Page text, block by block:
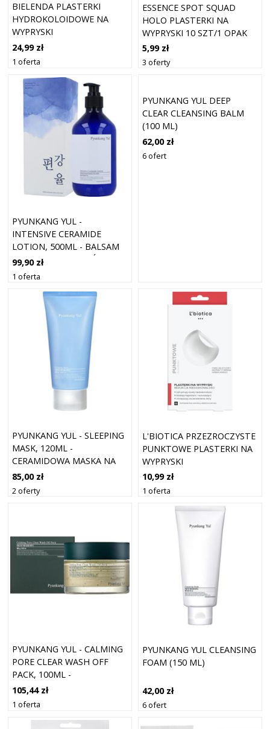
BIELENDA PLASTERKI
HYDROKOLOIDOWE NA
WYPRYSKI
24,99 zł
1 oferta
ESSENCE SPOT SQUAD
HOLO PLASTERKI NA
WYPRYSKI 10 SZT/1 OPAK
5,99 zł
3 oferty
PYUNKANG YUL -
INTENSIVE CERAMIDE
LOTION, 500ML - BALSAM
NA BAZIE CERAMIDÓW
99,90 zł
1 oferta
PYUNKANG YUL DEEP
CLEAR CLEANSING BALM
(100 ML)
62,00 zł
6 ofert
PYUNKANG YUL - SLEEPING
MASK, 120ML -
CERAMIDOWA MASKA NA
NOC
85,00 zł
2 oferty
L'BIOTICA PRZEZROCZYSTE
PUNKTOWE PLASTERKI NA
WYPRYSKI
ANTYBAKTERYJNE 36SZT
10,99 zł
1 oferta
PYUNKANG YUL - CALMING
PORE CLEAR WASH OFF
PACK, 100ML -
OCZYSZCZAJĄCA MASKA DO
TWARZY
105,44 zł
1 oferta
PYUNKANG YUL CLEANSING
FOAM (150 ML)
42,00 zł
6 ofert